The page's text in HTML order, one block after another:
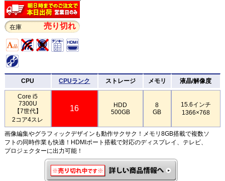
在庫 売り切れ
CPU CPUランク ストレージ メモリ 液晶/解像度
Core i5
7300U
【7世代】
2コア4スレ
16
HDD
500GB
8
GB
15.6インチ
1366×768
画像編集やグラフィックデザインも動作サクサク！メモリ8GB搭載で複数ソ
フトの同時作業も快適！HDMIポート搭載で対応のディスプレイ、テレビ、
プロジェクターに出力可能！